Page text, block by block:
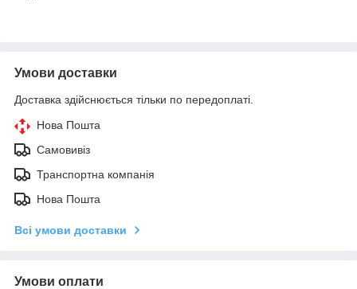
Умови доставки
Доставка здійснюється тільки по передоплаті.
Нова Пошта
Самовивіз
Транспортна компанія
Нова Пошта
Всі умови доставки
Умови оплати